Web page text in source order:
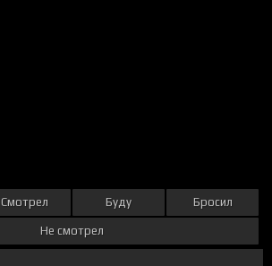
Смотрел Буду Бросил
Не смотрел